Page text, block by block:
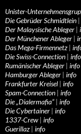
Unister-
Die Gebrüder Schmidtlein |
Der Malaysische Ableger |
Der Münchener Ableger |
Das Mega-Firmennetz |
Die Swiss-Connection | info
Rumänischer Ableger | info
Hamburger Ableger | info
Frankfurter Kreisel | info
Spam-Connection | info
Die „Dialermafia“ | info
Die Cybertainer | info
1337-Crew | info
Guerillaz | info